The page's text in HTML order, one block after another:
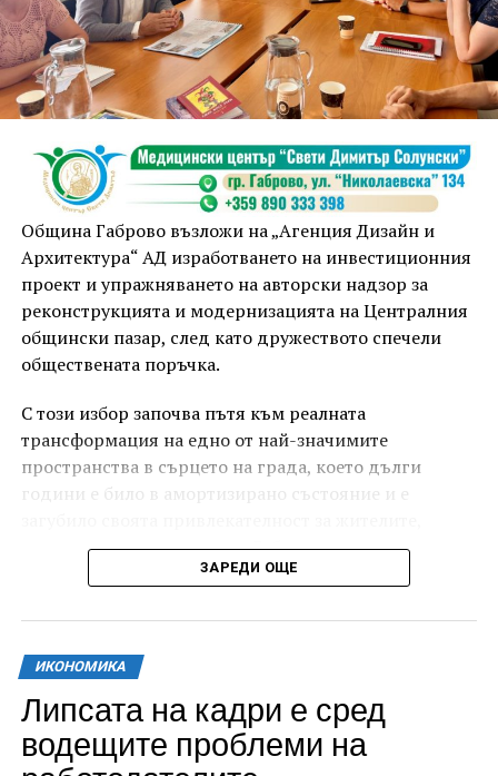
Община Габрово възложи на „Агенция Дизайн и
Архитектура“ АД изработването на инвестиционния
проект и упражняването на авторски надзор за
реконструкцията и модернизацията на Централния
общински пазар, след като дружеството спечели
обществената поръчка.
С този избор започва пътя към реалната
трансформация на едно от най-значимите
пространства в сърцето на града, което дълги
години е било в амортизирано състояние и е
младите хора и гостите на Габрово.
ЗАРЕДИ ОЩЕ
ИКОНОМИКА
Липсата на кадри е сред
водещите проблеми на